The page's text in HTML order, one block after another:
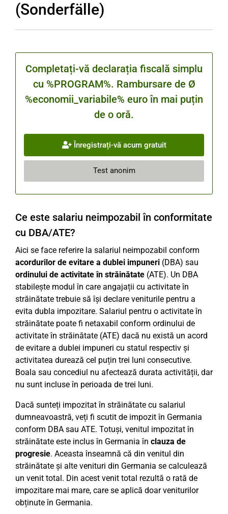
(Sonderfälle)
Completați-vă declarația fiscală simplu
cu %PROGRAM%. Rambursare de Ø
%economii_variabile% euro în mai puțin
de o oră.
Înregistrați-vă acum gratuit
Test anonim
Ce este salariu neimpozabil în conformitate
cu DBA/ATE?
Aici se face referire la salariul neimpozabil conform
acordurilor de evitare a dublei impuneri (DBA) sau
ordinului de activitate în străinătate (ATE). Un DBA
stabilește modul în care angajații cu activitate în
străinătate trebuie să își declare veniturile pentru a
evita dubla impozitare. Salariul pentru o activitate în
străinătate poate fi netaxabil conform ordinului de
activitate în străinătate (ATE) dacă nu există un acord
de evitare a dublei impuneri cu statul respectiv și
activitatea durează cel puțin trei luni consecutive.
Boala sau concediul nu afectează durata activității, dar
nu sunt incluse în perioada de trei luni.
Dacă sunteți impozitat în străinătate cu salariul
dumneavoastră, veți fi scutit de impozit în Germania
conform DBA sau ATE. Totuși, venitul impozitat în
străinătate este inclus în Germania în clauza de
progresie. Aceasta înseamnă că din venitul din
străinătate și alte venituri din Germania se calculează
un venit total. Din acest venit total rezultă o rată de
impozitare mai mare, care se aplică doar veniturilor
obținute în Germania.